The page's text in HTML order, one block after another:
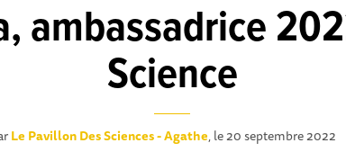
ambassadrice
Science
Le Pavillon Des Sciences - Agathe, le 20 septembre 2022